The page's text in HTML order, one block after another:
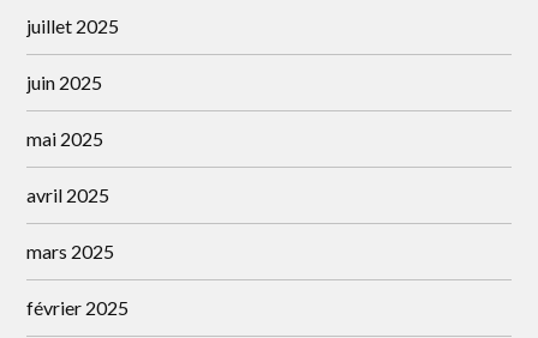
juillet 2025
juin 2025
mai 2025
avril 2025
mars 2025
février 2025